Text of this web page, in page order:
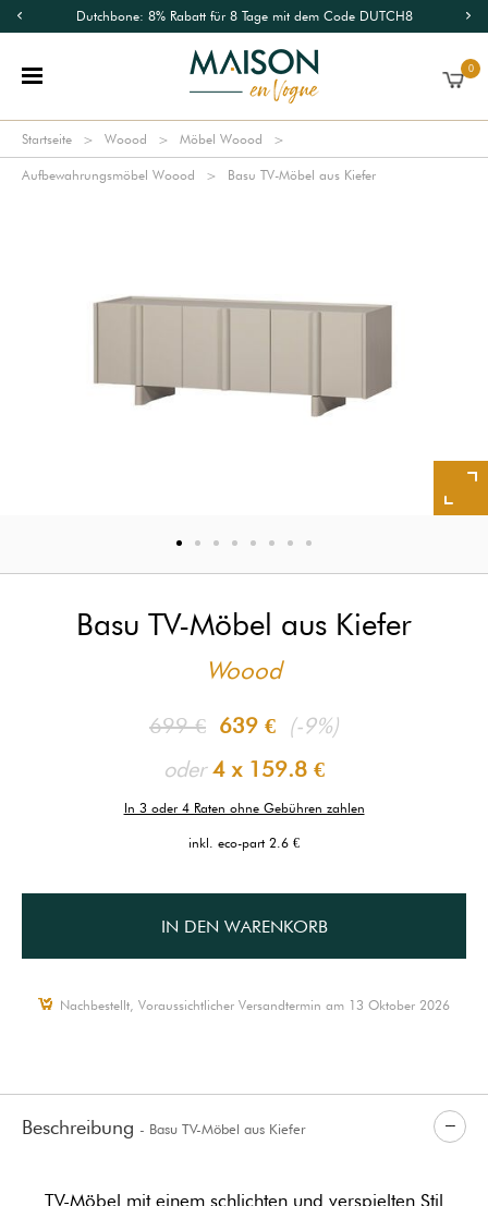
Dutchbone: 8% Rabatt für 8 Tage mit dem Code DUTCH8
0
Startseite Woood Möbel Woood
Aufbewahrungsmöbel Woood Basu TV-Möbel aus Kiefer
Basu TV-Möbel aus Kiefer
Woood
699 € 639 € (-9%)
oder4 x 159.8 €
In 3 oder 4 Raten ohne Gebühren zahlen
inkl. eco-part 2.6 €
IN DEN WARENKORB
Nachbestellt, Voraussichtlicher Versandtermin am 13 Oktober 2026
Beschreibung - Basu TV-Möbel aus Kiefer
TV-Möbel mit einem schlichten und verspielten Stil